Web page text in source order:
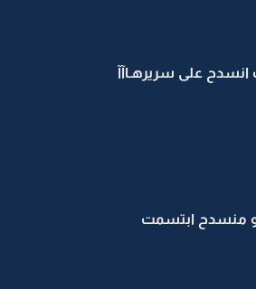
انسدح على سريرهـاآآ
منسدح ابتسمت